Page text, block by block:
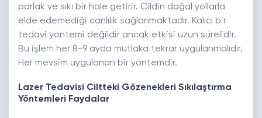
parlak ve sıkı bir hale getirir. Cildin doğal yollarla
elde edemediği canlılık sağlanmaktadır. Kalıcı bir
tedavi yöntemi değildir ancak etkisi uzun sürelidir.
Bu işlem her 8-9 ayda mutlaka tekrar uygulanmalıdır.
Her mevsim uygulanan bir yöntemdir.
Lazer Tedavisi Ciltteki Gözenekleri Sıkılaştırma
Yöntemleri Faydalar